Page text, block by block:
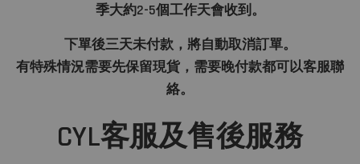
季大約2-5個工作天會收到。
下單後三天未付款，將自動取消訂單。
有特殊情況需要先保留現貨，需要晚付款都可以客服聯
絡。
CYL客服及售後服務